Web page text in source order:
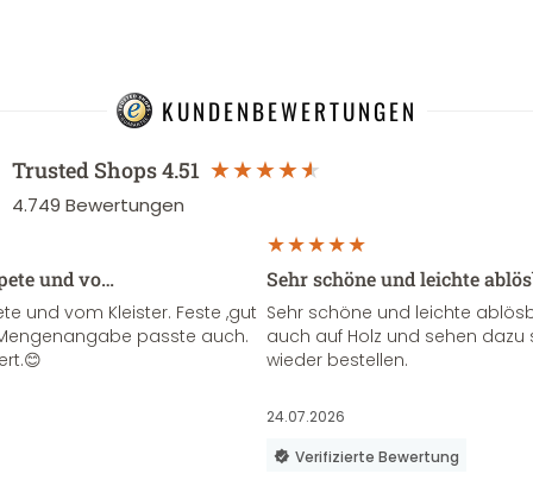
KUNDENBEWERTUNGEN
Trusted Shops4.51
4.749 Bewertungen
und vo…
und vom Kleister. Feste ,gut
passte auch.
Sehr schöne und leichte
Sehr schöne und leichte
auch auf Holz und sehen
wieder bestellen.
24.07.2026
Verifizierte Bewertung